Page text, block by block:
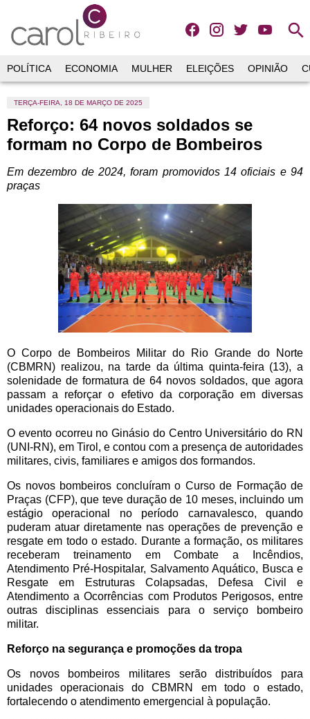
search
POLÍTICA ECONOMIA MULHER ELEIÇÕES OPINIÃO
TERÇA-FEIRA, 18 DE MARÇO DE 2025
Reforço: 64 novos soldados se
formam no Corpo de Bombeiros
Em dezembro de 2024, foram promovidos 14 oficiais e 94
praças
O Corpo de Bombeiros Militar do Rio Grande do Norte
(CBMRN) realizou, na tarde da última quinta-feira (13), a
solenidade de formatura de 64 novos soldados, que agora
passam a reforçar o efetivo da corporação em diversas
unidades operacionais do Estado.
O evento ocorreu no Ginásio do Centro Universitário do RN
(UNI-RN), em Tirol, e contou com a presença de autoridades
militares, civis, familiares e amigos dos formandos.
Os novos bombeiros concluíram o Curso de Formação de
Praças (CFP), que teve duração de 10 meses, incluindo um
estágio operacional no período carnavalesco, quando
puderam atuar diretamente nas operações de prevenção e
resgate em todo o estado. Durante a formação, os militares
receberam treinamento em Combate a Incêndios,
Atendimento Pré-Hospitalar, Salvamento Aquático, Busca e
Resgate em Estruturas Colapsadas, Defesa Civil e
Atendimento a Ocorrências com Produtos Perigosos, entre
outras disciplinas essenciais para o serviço bombeiro
militar.
Reforço na segurança e promoções da tropa
Os novos bombeiros militares serão distribuídos para
unidades operacionais do CBMRN em todo o estado,
fortalecendo o atendimento emergencial à população.